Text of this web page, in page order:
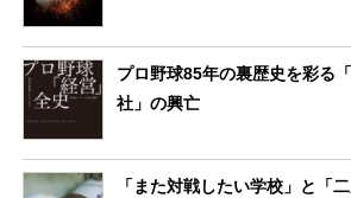
プロ野球85年の裏歴史を彩る
社」の興亡
「また対戦したい学校」と「